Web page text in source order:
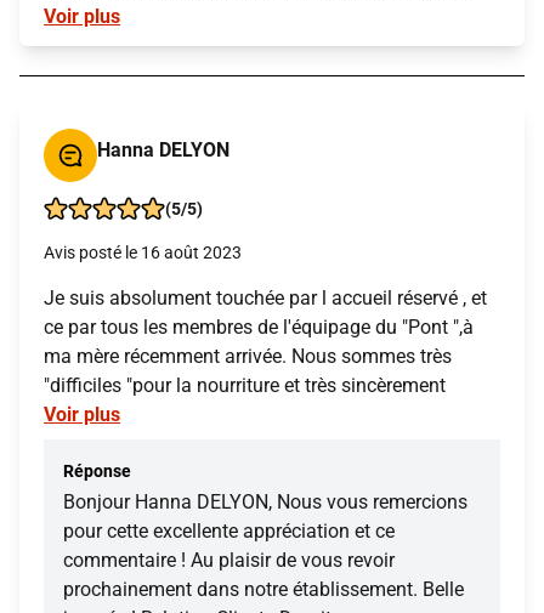
Voir plus
Hanna DELYON
(5/5)
Avis posté le 16 août 2023
Je suis absolument touchée par l accueil réservé , et
ce par tous les membres de l'équipage du "Pont ",à
ma mère récemment arrivée. Nous sommes très
"difficiles "pour la nourriture et très sincèrement
Voir plus
Réponse
Bonjour Hanna DELYON, Nous vous remercions
pour cette excellente appréciation et ce
commentaire ! Au plaisir de vous revoir
prochainement dans notre établissement. Belle